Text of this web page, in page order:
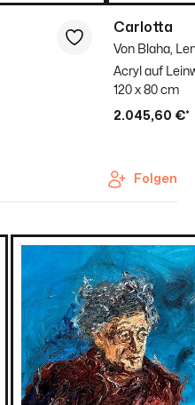
Carlotta
Von Blaha,
Acryl auf
120 x 80 cm
2.045,60 €*
Folgen